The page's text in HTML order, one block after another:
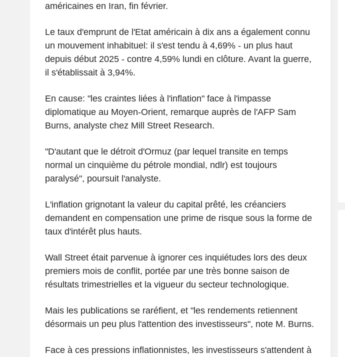
américaines en Iran, fin février.
Le taux d'emprunt de l'Etat américain à dix ans a également connu
un mouvement inhabituel: il s'est tendu à 4,69% - un plus haut
depuis début 2025 - contre 4,59% lundi en clôture. Avant la guerre,
il s'établissait à 3,94%.
En cause: "les craintes liées à l'inflation" face à l'impasse
diplomatique au Moyen-Orient, remarque auprès de l'AFP Sam
Burns, analyste chez Mill Street Research.
"D'autant que le détroit d'Ormuz (par lequel transite en temps
normal un cinquième du pétrole mondial, ndlr) est toujours
paralysé", poursuit l'analyste.
L'inflation grignotant la valeur du capital prêté, les créanciers
demandent en compensation une prime de risque sous la forme de
taux d'intérêt plus hauts.
Wall Street était parvenue à ignorer ces inquiétudes lors des deux
premiers mois de conflit, portée par une très bonne saison de
résultats trimestrielles et la vigueur du secteur technologique.
Mais les publications se raréfient, et "les rendements retiennent
désormais un peu plus l'attention des investisseurs", note M. Burns.
Face à ces pressions inflationnistes, les investisseurs s'attendent à